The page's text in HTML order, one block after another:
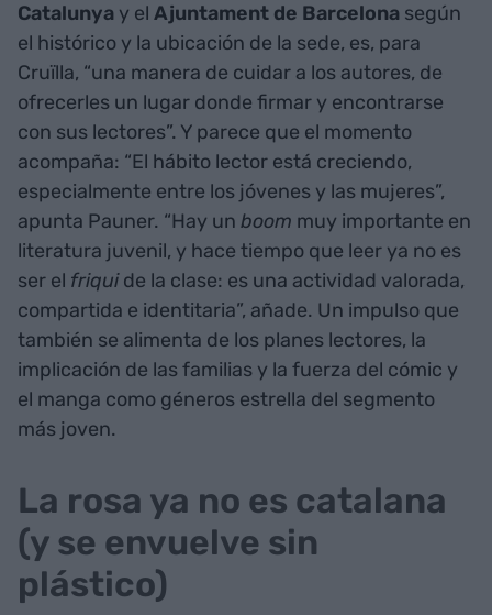
Catalunya y el Ajuntament de Barcelona según
el histórico y la ubicación de la sede, es, para
Cruïlla, “una manera de cuidar a los autores, de
ofrecerles un lugar donde firmar y encontrarse
con sus lectores”. Y parece que el momento
acompaña: “El hábito lector está creciendo,
especialmente entre los jóvenes y las mujeres”,
apunta Pauner. “Hay un boom muy importante en
literatura juvenil, y hace tiempo que leer ya no es
ser el friquide la clase: es una actividad valorada,
compartida e identitaria”, añade. Un impulso que
también se alimenta de los planes lectores, la
implicación de las familias y la fuerza del cómic y
el manga como géneros estrella del segmento
más joven.
La rosa ya no es catalana
(y se envuelve sin
plástico)